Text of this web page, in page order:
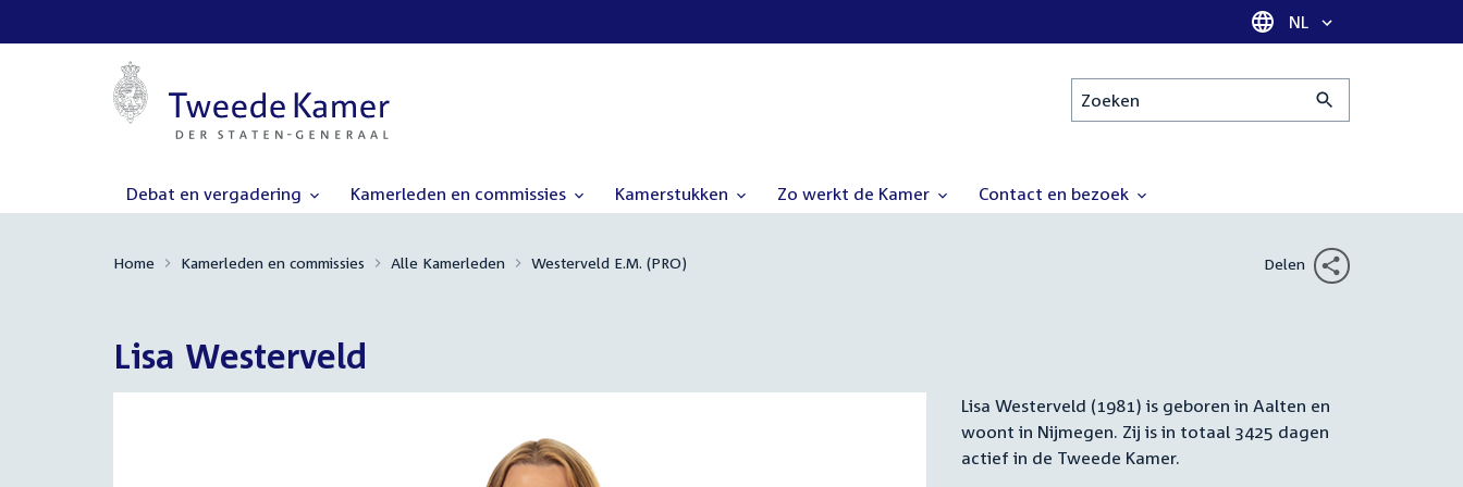
Taal selectie
NL
Zoeken
Debat en vergadering Kamerleden en commissies Kamerstukken Zo werkt de Kamer Contact en bezoek
Home Kamerleden en commissies Alle Kamerleden Westerveld E.M. (PRO) Delen
Lisa Westerveld
Samenvatting
Lisa Westerveld (1981) is geboren in Aalten en
woont in Nijmegen. Zij is in totaal 3425 dagen
actief in de Tweede Kamer.